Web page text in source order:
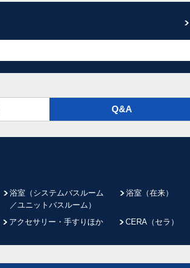
Q&A
浴室（システムバスルーム
／ユニットバスルーム）
浴室（在来）
アクセサリー・手すりほか CERA（セラ）